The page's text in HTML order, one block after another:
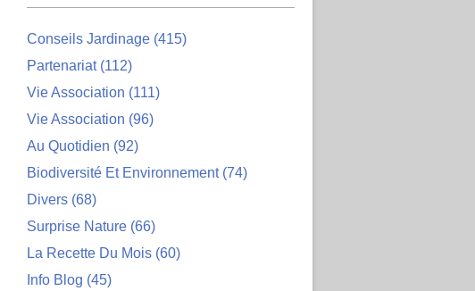
Conseils Jardinage (415)
Partenariat(112)
Vie Association (111)
Vie Association (96)
Au Quotidien (92)
Biodiversité Et Environnement(74)
Divers (68)
Surprise Nature (66)
La Recette Du Mois (60)
Info Blog (45)